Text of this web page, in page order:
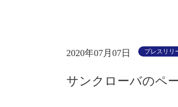
2020年07月07日 プレスリリ
サンクローバのペ